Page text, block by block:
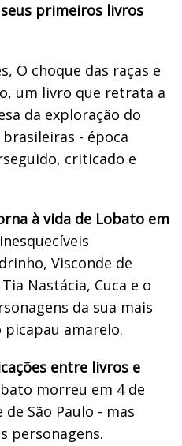
primeiros livros
O choque das raças e
um livro que retrata a
da exploração do
- época
criticado e
à vida de Lobato em
Visconde de
Nastácia, Cuca e o
da sua mais
amarelo.
entre livros e
morreu em 4 de
São Paulo - mas
personagens.